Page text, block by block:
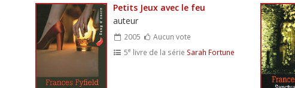
Petits Jeux avec le feu
auteur
2005
Aucun vote
5e livre de la série Sarah Fortune